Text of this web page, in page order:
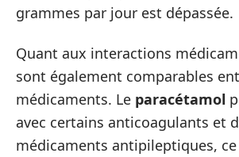
grammes par jour est dépassée.
Quant aux interactions
sont également comparables
médicaments. Le paracétamol
avec certains anticoagulants et
médicaments antipileptiques,